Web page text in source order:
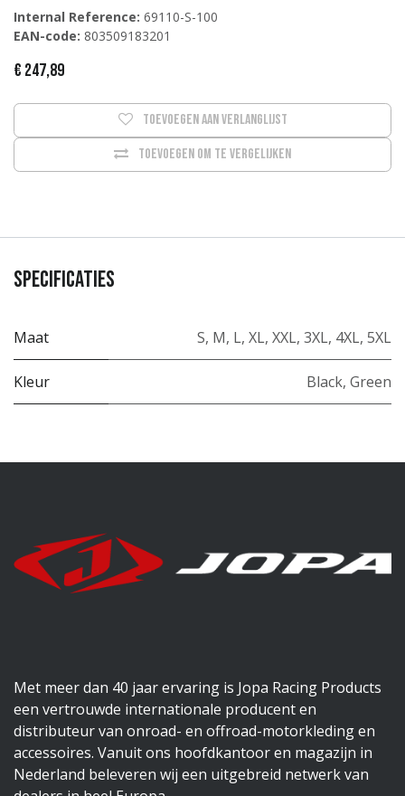
Internal Reference: 69110-S-100
EAN-code: 803509183201
€ 247,89
Toevoegen om te vergelijken
Toevoegen aan verlanglijst
Specificaties
Maat S, M, L, XL, XXL, 3XL, 4XL, 5XL
Kleur Black, Green
Met meer dan 40 jaar ervaring is Jopa Racing Products
een vertrouwde internationale producent en
distributeur van onroad- en offroad-motorkleding en
accessoires. Vanuit ons hoofdkantoor en magazijn in
Nederland beleveren wij een uitgebreid netwerk van